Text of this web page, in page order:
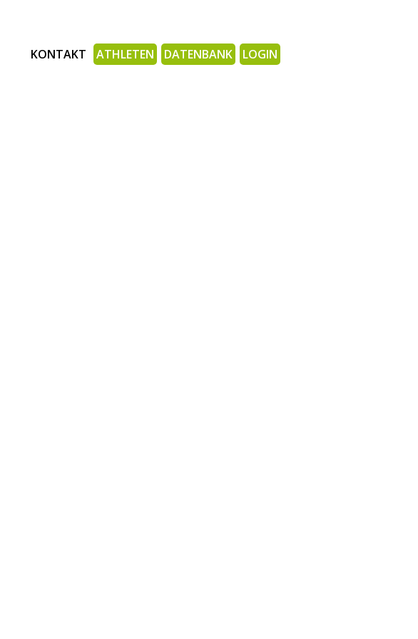
KONTAKT ATHLETEN DATENBANK LOGIN